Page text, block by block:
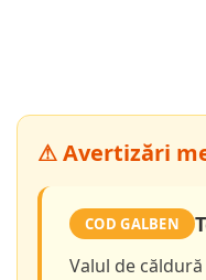
⚠ Avertizări
COD GALBEN
Valul de